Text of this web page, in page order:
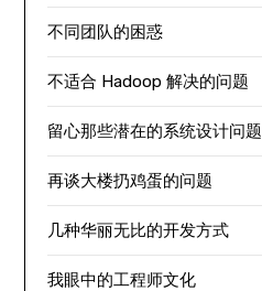
不同团队的困惑
不适合 Hadoop 解决的问题
留心那些潜在的系统设计问题
再谈大楼扔鸡蛋的问题
几种华丽无比的开发方式
我眼中的工程师文化